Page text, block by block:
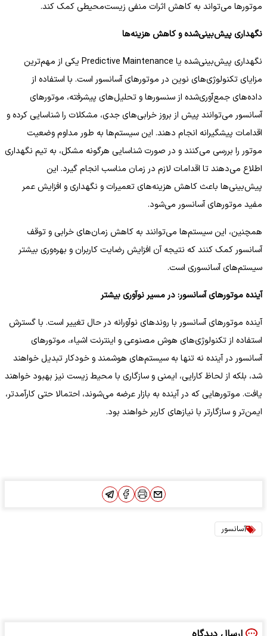
موتورها می‌تواند به کاهش اثرات منفی زیست‌محیطی کمک کند.
نگهداری پیش‌بینی‌شده و کاهش هزینه‌ها
نگهداری پیش‌بینی‌شده یا Predictive Maintenance یکی از مهم‌ترین
مزایای تکنولوژی‌های نوین در موتورهای آسانسور است. با استفاده از
داده‌های جمع‌آوری‌شده از سنسورها و تحلیل‌های پیشرفته، موتورهای
آسانسور می‌توانند پیش از بروز خرابی‌های جدی، مشکلات را شناسایی کرده و
اقدامات پیشگیرانه انجام دهند. این سیستم‌ها به طور مداوم وضعیت
موتور را بررسی می‌کنند و در صورت شناسایی هرگونه مشکل، به تیم نگهداری
اطلاع می‌دهند تا اقدامات لازم در زمان مناسب انجام گیرد. این
پیش‌بینی‌ها باعث کاهش هزینه‌های تعمیرات و نگهداری و افزایش عمر
مفید موتورهای آسانسور می‌شود.
همچنین، این سیستم‌ها می‌توانند به کاهش زمان‌های خرابی و توقف
آسانسور کمک کنند که نتیجه آن افزایش رضایت کاربران و بهره‌وری بیشتر
سیستم‌های آسانسوری است.
آینده موتورهای آسانسور: در مسیر نوآوری بیشتر
آینده موتورهای آسانسور با روندهای نوآورانه در حال تغییر است. با گسترش
استفاده از تکنولوژی‌های هوش مصنوعی و اینترنت اشیاء، موتورهای
آسانسور در آینده نه تنها به سیستم‌های هوشمند و خودکار تبدیل خواهند
شد، بلکه از لحاظ کارایی، ایمنی و سازگاری با محیط زیست نیز بهبود خواهند
یافت. موتورهایی که در آینده به بازار عرضه می‌شوند، احتمالا حتی کارآمدتر،
ایمن‌تر و سازگارتر با نیازهای کاربر خواهند بود.
آسانسور